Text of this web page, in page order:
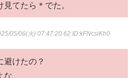
てたら＊でた。
05/06(火) 07:47:20.62 ID:kFNcsiKh0
避けたの？
な